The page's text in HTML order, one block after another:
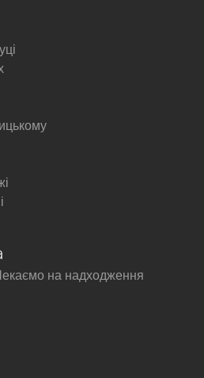
на надходження